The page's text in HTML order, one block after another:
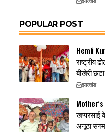
POPULAR POST
Hemli
राष्ट्रीय
बीखेरी
झारखंड
Mother’s
खप्परसाई
अनूठा संगम